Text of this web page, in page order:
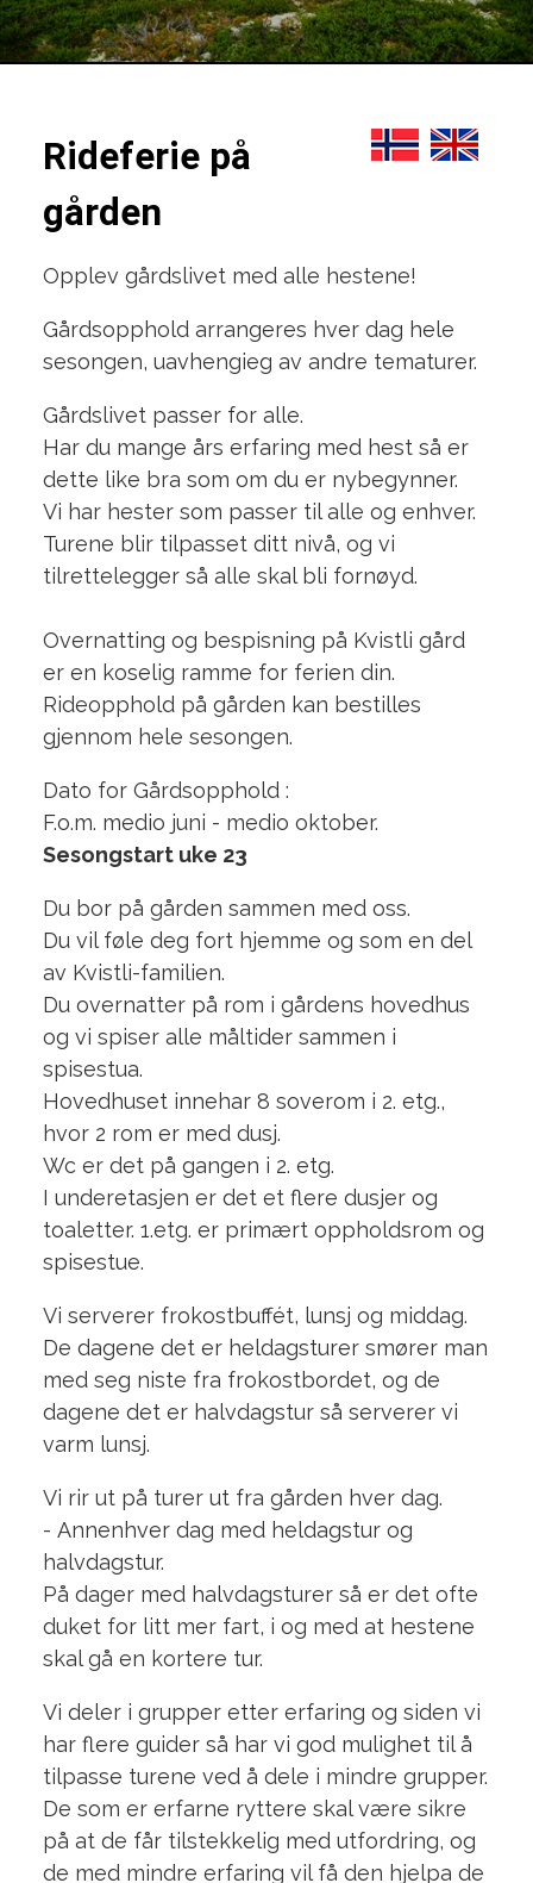
Rideferie på
gården
Opplev gårdslivet med alle hestene!
Gårdsopphold arrangeres hver dag hele
sesongen, uavhengieg av andre tematurer.
Gårdslivet passer for alle.
Har du mange års erfaring med hest så er
dette like bra som om du er nybegynner.
Vi har hester som passer til alle og enhver.
Turene blir tilpasset ditt nivå, og vi
tilrettelegger så alle skal bli fornøyd.
Overnatting og bespisning på Kvistli gård
er en koselig ramme for ferien din.
Rideopphold på gården kan bestilles
gjennom hele sesongen.
Dato for Gårdsopphold :
F.o.m. medio juni - medio oktober.
Sesongstart uke 23
Du bor på gården sammen med oss.
Du vil føle deg fort hjemme og som en del
av Kvistli-familien.
Du overnatter på rom i gårdens hovedhus
og vi spiser alle måltider sammen i
spisestua.
Hovedhuset innehar 8 soverom i 2. etg.,
hvor 2 rom er med dusj.
Wc er det på gangen i 2. etg.
I underetasjen er det et flere dusjer og
toaletter. 1.etg. er primært oppholdsrom og
spisestue.
Vi serverer frokostbuffét, lunsj og middag.
De dagene det er heldagsturer smører man
med seg niste fra frokostbordet, og de
dagene det er halvdagstur så serverer vi
varm lunsj.
Vi rir ut på turer ut fra gården hver dag.
- Annenhver dag med heldagstur og
halvdagstur.
På dager med halvdagsturer så er det ofte
duket for litt mer fart, i og med at hestene
skal gå en kortere tur.
Vi deler i grupper etter erfaring og siden vi
har flere guider så har vi god mulighet til å
tilpasse turene ved å dele i mindre grupper.
De som er erfarne ryttere skal være sikre
på at de får tilstekkelig med utfordring, og
de med mindre erfaring vil få den hjelpa de